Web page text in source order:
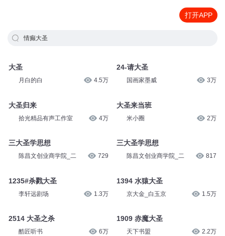
打开APP
情癫大圣
大圣
月白的白 4.5万
大圣归来
拾光精品有声工作室 4万
三大圣学思想
陈昌文创业商学院_二 729
1235#杀戮大圣
李轩远剧场 1.3万
2514 大圣之杀
酷匠听书 6万
24-请大圣
国画家墨威 3万
大圣来当班
米小圈 2万
三大圣学思想
陈昌文创业商学院_二 817
1394 水猿大圣
京大金_白玉京 1.5万
1909 赤魔大圣
天下书盟 2.2万